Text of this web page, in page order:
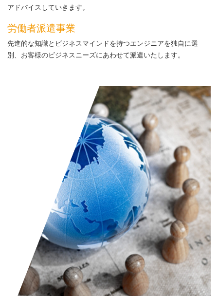
アドバイスしていきます。
労働者派遣事業
先進的な知識とビジネスマインドを持つエンジニアを独自に選
別、お客様のビジネスニーズにあわせて派遣いたします。